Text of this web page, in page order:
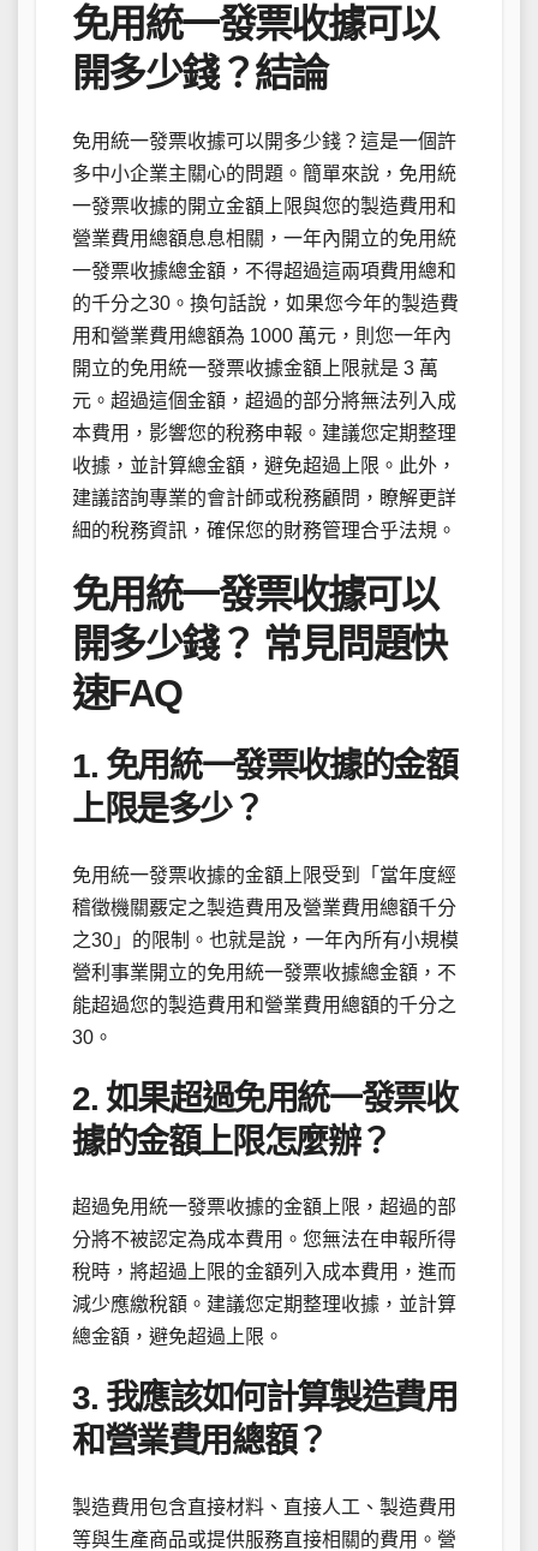
免用統一發票收據可以
開多少錢？結論
免用統一發票收據可以開多少錢？這是一個許
多中小企業主關心的問題。簡單來說，免用統
一發票收據的開立金額上限與您的製造費用和
營業費用總額息息相關，一年內開立的免用統
一發票收據總金額，不得超過這兩項費用總和
的千分之30。換句話說，如果您今年的製造費
用和營業費用總額為 1000 萬元，則您一年內
開立的免用統一發票收據金額上限就是 3 萬
元。超過這個金額，超過的部分將無法列入成
本費用，影響您的稅務申報。建議您定期整理
收據，並計算總金額，避免超過上限。此外，
建議諮詢專業的會計師或稅務顧問，瞭解更詳
細的稅務資訊，確保您的財務管理合乎法規。
免用統一發票收據可以
開多少錢？ 常見問題快
速FAQ
1. 免用統一發票收據的金額
上限是多少？
免用統一發票收據的金額上限受到「當年度經
稽徵機關覈定之製造費用及營業費用總額千分
之30」的限制。也就是說，一年內所有小規模
營利事業開立的免用統一發票收據總金額，不
能超過您的製造費用和營業費用總額的千分之
30。
2. 如果超過免用統一發票收
據的金額上限怎麼辦？
超過免用統一發票收據的金額上限，超過的部
分將不被認定為成本費用。您無法在申報所得
稅時，將超過上限的金額列入成本費用，進而
減少應繳稅額。建議您定期整理收據，並計算
總金額，避免超過上限。
3. 我應該如何計算製造費用
和營業費用總額？
製造費用包含直接材料、直接人工、製造費用
等與生產商品或提供服務直接相關的費用。營